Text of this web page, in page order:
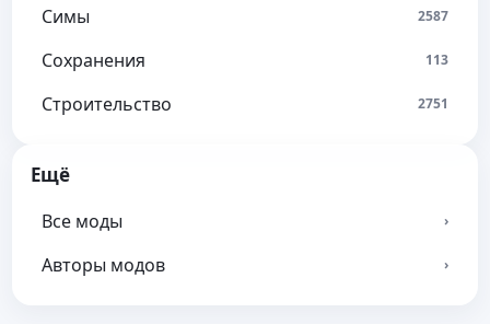
Симы 2587
Сохранения 113
Строительство 2751
Ещё
Все моды ›
Авторы модов ›